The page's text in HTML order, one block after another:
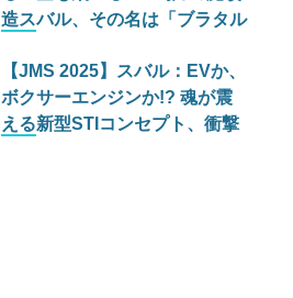
造スバル、その名は「ブラタル
【JMS 2025】スバル：EVか、
ボクサーエンジンか!? 魂が震
える新型STIコンセプト、衝撃